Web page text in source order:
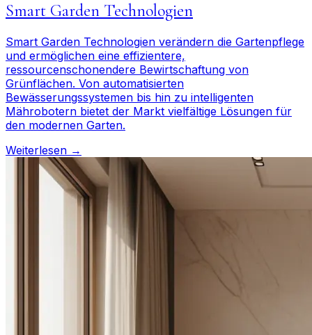
Smart Garden Technologien
Smart Garden Technologien verändern die Gartenpflege
und ermöglichen eine effizientere,
ressourcenschonendere Bewirtschaftung von
Grünflächen. Von automatisierten
Bewässerungssystemen bis hin zu intelligenten
Mährobotern bietet der Markt vielfältige Lösungen für
den modernen Garten.
Weiterlesen →